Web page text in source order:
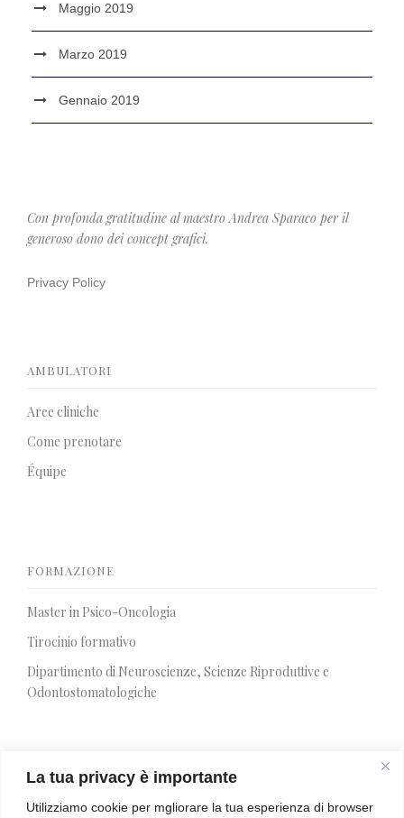
La tua privacy è importante
Utilizziamo cookie per mgliorare la tua esperienza di browser
Maggio 2019
Marzo 2019
Gennaio 2019
Con profonda gratitudine al maestro Andrea Sparaco per il
generoso dono dei concept grafici.
Privacy Policy
AMBULATORI
Aree cliniche
Come prenotare
Équipe
FORMAZIONE
Master in Psico-Oncologia
Tirocinio formativo
Dipartimento di Neuroscienze, Scienze Riproduttive e
Odontostomatologiche